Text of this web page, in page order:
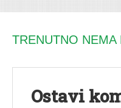
TRENUTNO NEMA
Ostavi